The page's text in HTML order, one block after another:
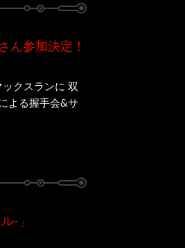
ん参加決定！
クスランに 双
よる握手会&サ
-」